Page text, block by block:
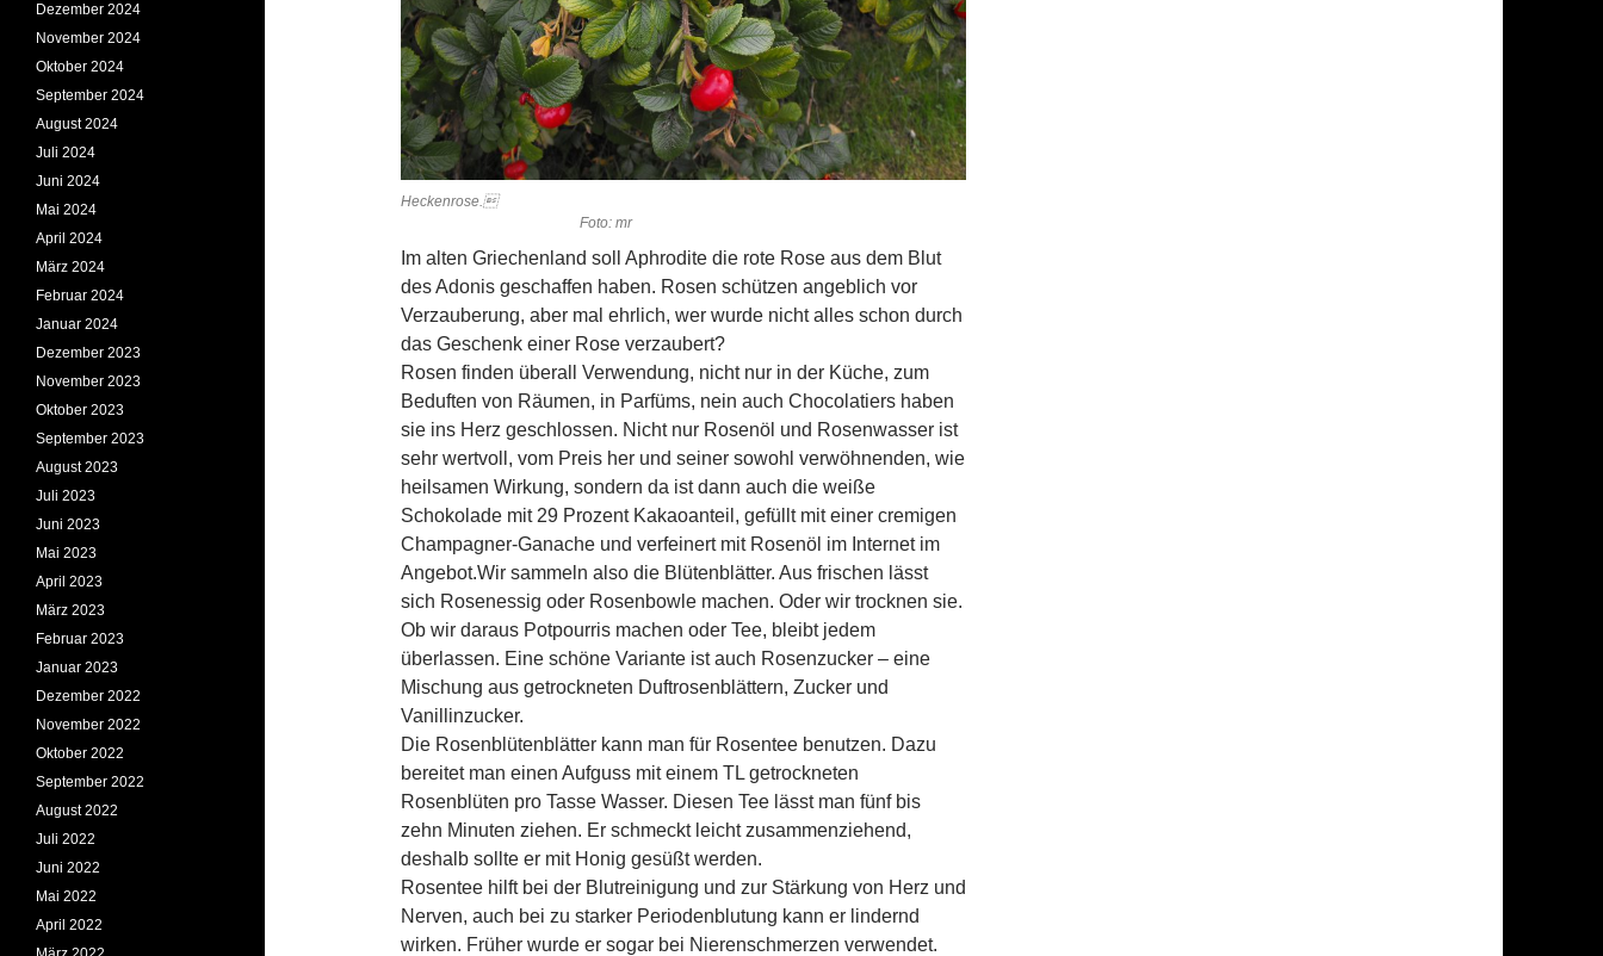
Heckenrose.
Foto: mr
Im alten Griechenland soll Aphrodite die rote Rose aus dem Blut
des Adonis geschaffen haben. Rosen schützen angeblich vor
Verzauberung, aber mal ehrlich, wer wurde nicht alles schon durch
das Geschenk einer Rose verzaubert?
Rosen finden überall Verwendung, nicht nur in der Küche, zum
Beduften von Räumen, in Parfüms, nein auch Chocolatiers haben
sie ins Herz geschlossen. Nicht nur Rosenöl und Rosenwasser ist
sehr wertvoll, vom Preis her und seiner sowohl verwöhnenden, wie
heilsamen Wirkung, sondern da ist dann auch die weiße
Schokolade mit 29 Prozent Kakaoanteil, gefüllt mit einer cremigen
Champagner-Ganache und verfeinert mit Rosenöl im Internet im
Angebot.Wir sammeln also die Blütenblätter. Aus frischen lässt
sich Rosenessig oder Rosenbowle machen. Oder wir trocknen sie.
Ob wir daraus Potpourris machen oder Tee, bleibt jedem
überlassen. Eine schöne Variante ist auch Rosenzucker – eine
Mischung aus getrockneten Duft­rosenblättern, Zucker und
Vanillinzucker.
Die Rosenblütenblätter kann man für Rosentee benutzen. Dazu
bereitet man einen Aufguss mit einem TL getrockneten
Rosenblüten pro Tasse Wasser. Diesen Tee lässt man fünf bis
zehn Minuten ziehen. Er schmeckt leicht zusammenziehend,
deshalb sollte er mit Honig gesüßt werden.
Rosentee hilft bei der Blutreinigung und zur Stärkung von Herz und
Nerven, auch bei zu starker Periodenblutung kann er lindernd
wirken. Früher wurde er sogar bei Nierenschmerzen verwendet.
Dezember 2024
November 2024
Oktober 2024
September 2024
August 2024
Juli 2024
Juni 2024
Mai 2024
April 2024
März 2024
Februar 2024
Januar 2024
Dezember 2023
November 2023
Oktober 2023
September 2023
August 2023
Juli 2023
Juni 2023
Mai 2023
April 2023
März 2023
Februar 2023
Januar 2023
Dezember 2022
November 2022
Oktober 2022
September 2022
August 2022
Juli 2022
Juni 2022
Mai 2022
April 2022